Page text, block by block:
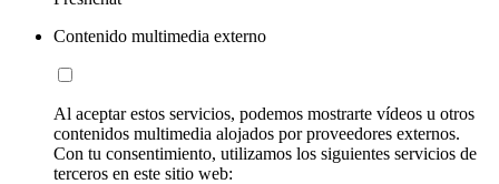
Contenido multimedia externo
Al aceptar estos servicios, podemos mostrarte vídeos u otros
contenidos multimedia alojados por proveedores externos.
Con tu consentimiento, utilizamos los siguientes servicios de
terceros en este sitio web: